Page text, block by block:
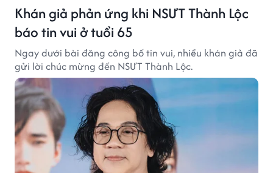
Khán giả phản ứng khi NSƯT Thành Lộc
báo tin vui ở tuổi 65
Ngay dưới bài đăng công bố tin vui, nhiều khán giả đã
gửi lời chúc mừng đến NSƯT Thành Lộc.